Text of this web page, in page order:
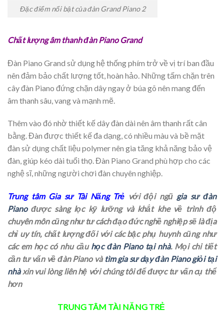
Đặc điểm nổi bật của đàn Grand Piano 2
Chất lượng âm thanh đàn Piano Grand
Đàn Piano Grand sử dụng hệ thống phím trở về vị trí ban đầu
nên đảm bảo chất lượng tốt, hoàn hảo. Những tấm chặn trên
cây đàn Piano đứng chặn dây ngay ở búa gõ nên mang đến
âm thanh sâu, vang và mạnh mẽ.
Thêm vào đó nhờ thiết kế dây đàn dài nên âm thanh rất cân
bằng. Đàn được thiết kế đa dạng, có nhiều màu và bề mặt
đàn sử dụng chất liệu polymer nên gia tăng khả năng bảo vệ
đàn, giúp kéo dài tuổi thọ. Đàn Piano Grand phù hợp cho các
nghệ sĩ, những người chơi đàn chuyên nghiệp.
Trung tâm Gia sư Tài Năng Trẻ với đội ngũ gia sư đàn
Pianođược sàng lọc kỹ lưỡng và khắt khe về trình độ
chuyên môn cũng như tư cách đạo đức nghề nghiệp sẽ là địa
chỉ uy tín, chất lượng đối với các bậc phụ huynh cũng như
các em học có nhu cầu học đàn Piano tại nhà. Mọi chi tiết
cần tư vấn về đàn Piano và tìm gia sư dạy đàn Piano giỏi tại
nhàxin vui lòng liên hệ với chúng tôi để được tư vấn cụ thể
hơn
TRUNG TÂM TÀI NĂNG TRẺ